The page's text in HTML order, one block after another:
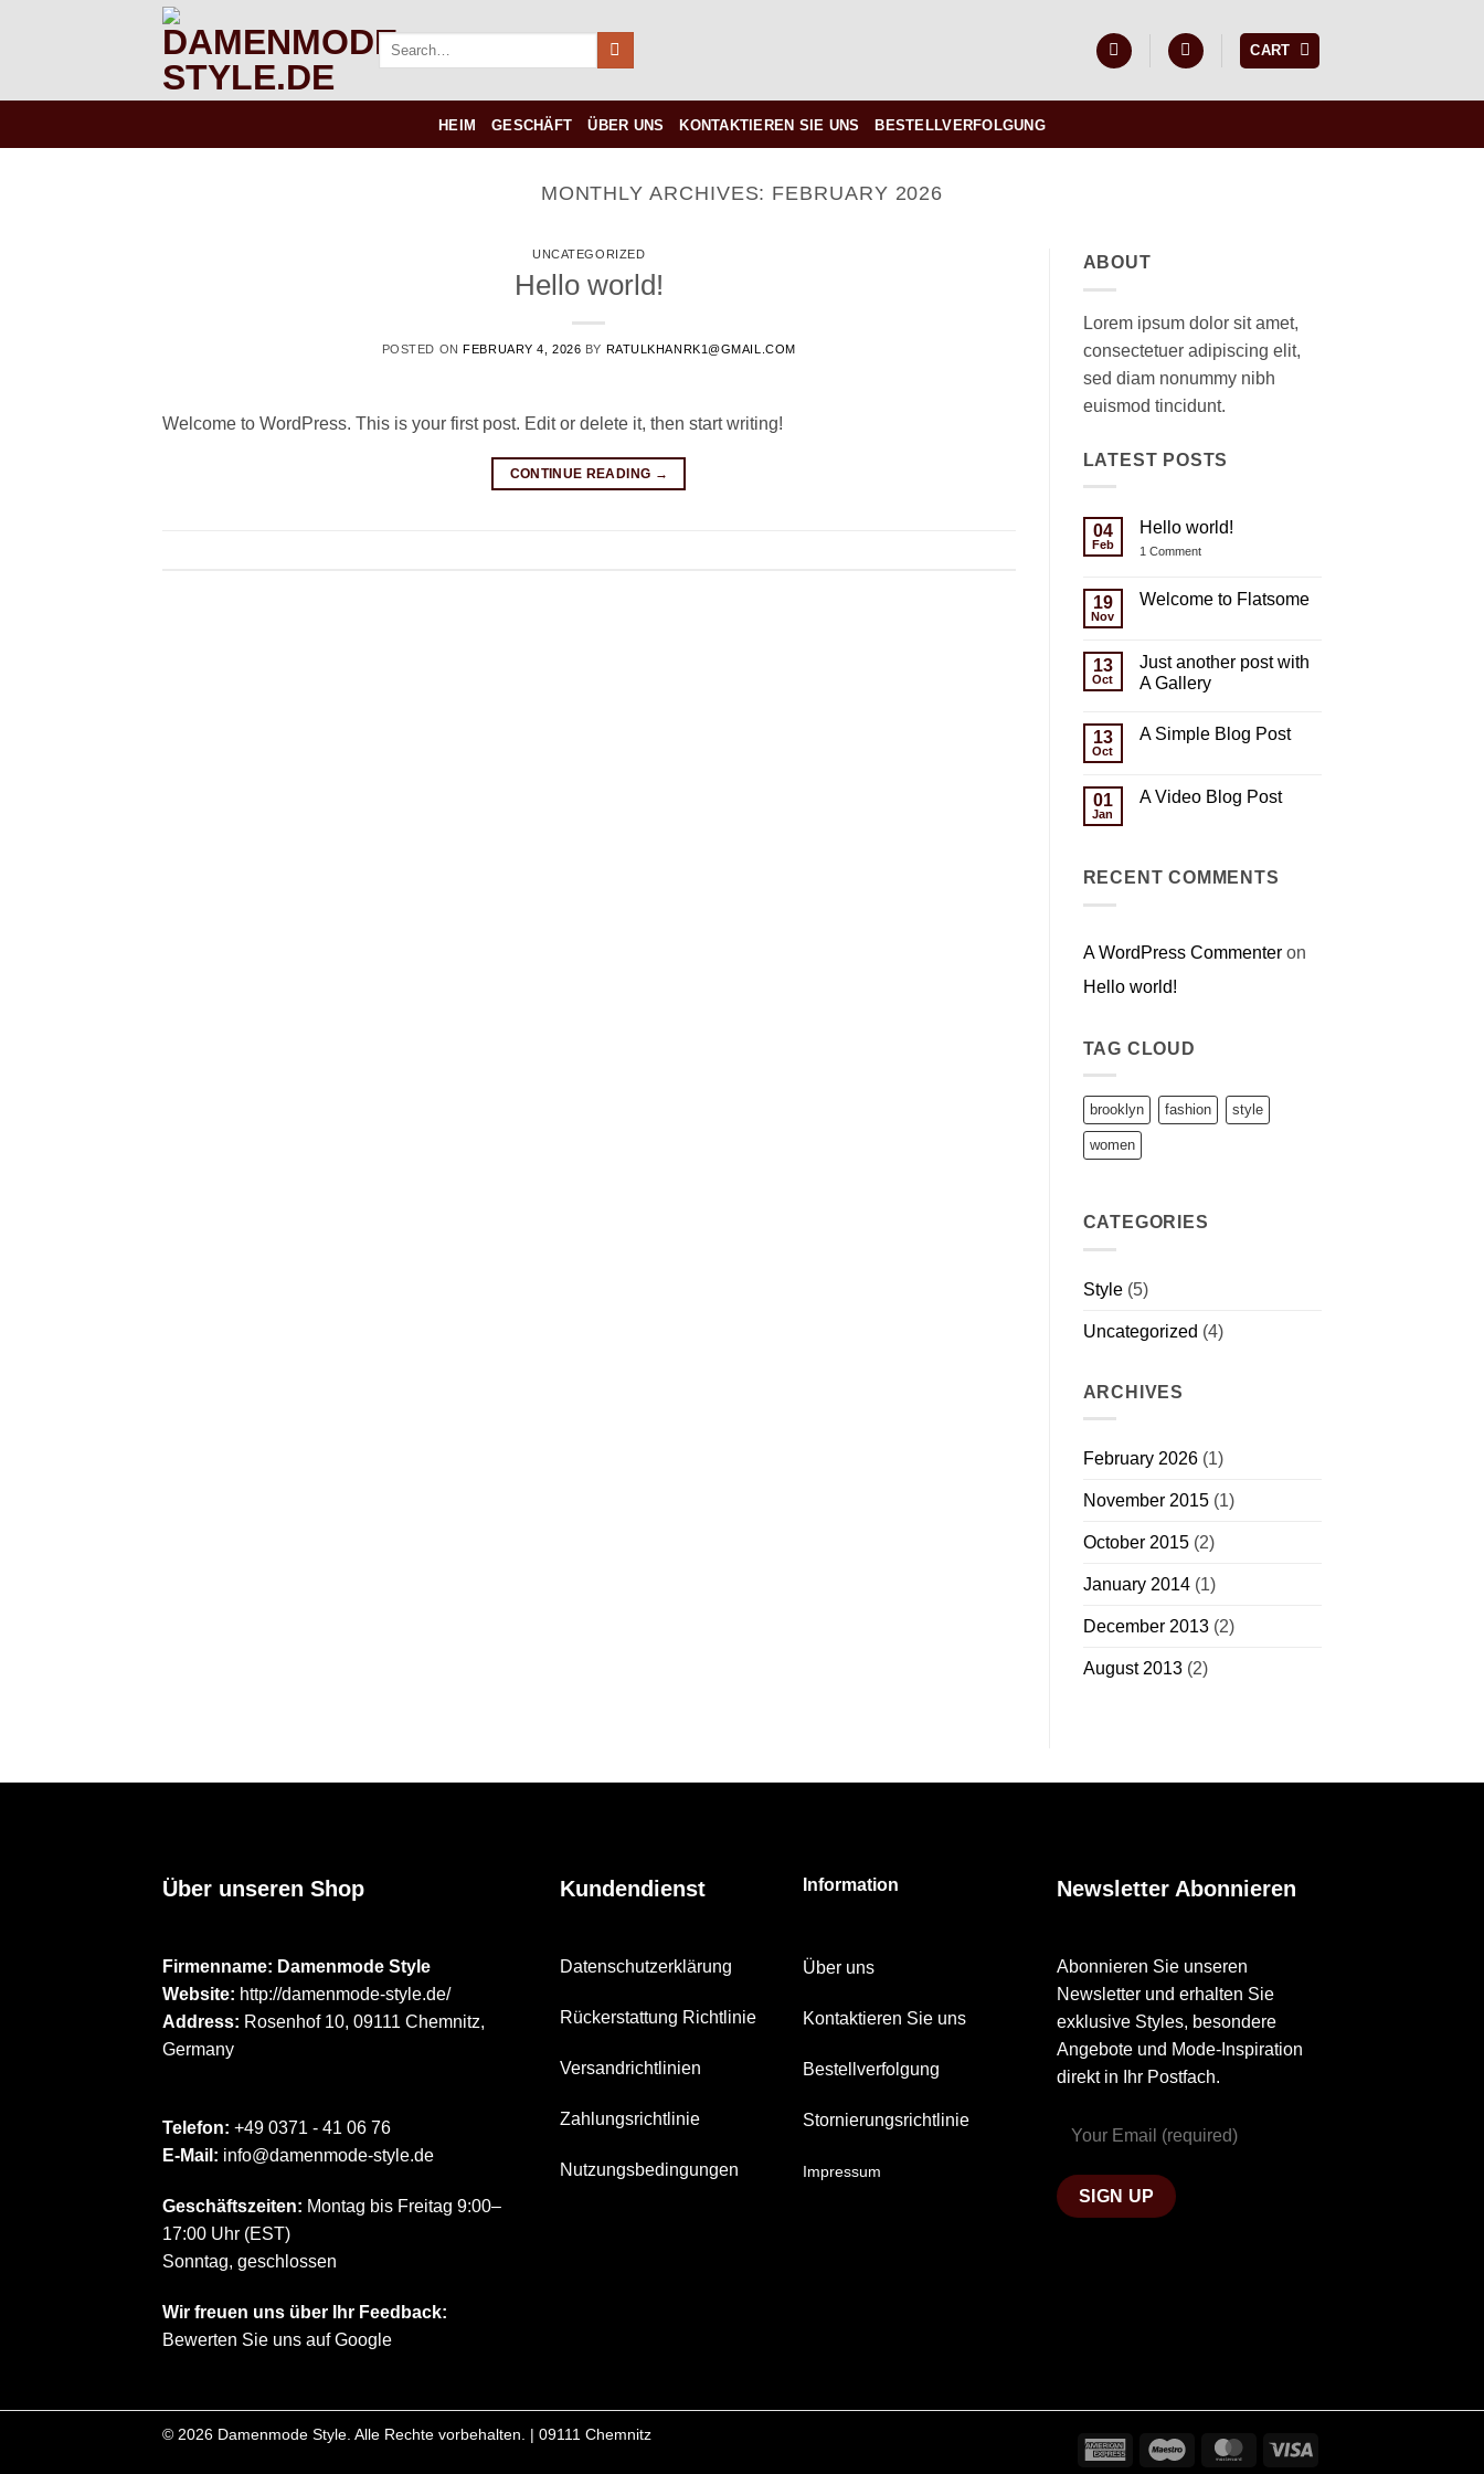
Search
CART
HEIM GESCHÄFT ÜBER UNS KONTAKTIEREN SIE UNS BESTELLVERFOLGUNG
MONTHLY ARCHIVES: FEBRUARY 2026
UNCATEGORIZED
Hello world!
POSTED ONFEBRUARY 4, 2026 BY RATULKHANRK1@GMAIL.COM
Welcome to WordPress. This is your first post. Edit or delete it, then start writing!
CONTINUE READING →
ABOUT
Lorem ipsum dolor sit amet,
consectetuer adipiscing elit,
sed diam nonummy nibh
euismod tincidunt.
LATEST POSTS
04
Feb
Hello world!
1 Commenton
19
Nov
Welcome to Flatsome
Welcome
to
Flatsome
13
Oct
Just another post with
A Gallery
on
with
A
13
Oct
A Simple Blog Post
A
01
Jan
A Video Blog Post
Video
RECENT COMMENTS
A WordPress Commenteron
Hello world!
TAG CLOUD
brooklyn fashion style
women
CATEGORIES
Style(5)
Uncategorized (4)
ARCHIVES
February 2026(1)
November 2015(1)
October 2015(2)
January 2014(1)
December 2013(2)
August 2013(2)
Über unseren Shop
Firmenname: Damenmode Style
Website: http://damenmode-style.de/
Address: Rosenhof 10, 09111 Chemnitz,
Germany
Telefon: +49 0371 - 41 06 76
E-Mail: info@damenmode-style.de
Geschäftszeiten: Montag bis Freitag 9:00–
17:00 Uhr (EST)
Sonntag, geschlossen
Wir freuen uns über Ihr Feedback:
Bewerten Sie uns auf Google
Kundendienst
Datenschutzerklärung
Rückerstattung Richtlinie
Versandrichtlinien
Zahlungsrichtlinie
Nutzungsbedingungen
Information
Über uns
Kontaktieren Sie uns
Bestellverfolgung
Stornierungsrichtlinie
Impressum
Newsletter Abonnieren
Abonnieren Sie unseren
Newsletter und erhalten Sie
exklusive Styles, besondere
Angebote und Mode-Inspiration
direkt in Ihr Postfach.
American
Maestro MasterCard
© 2026 Damenmode Style. Alle Rechte vorbehalten. | 09111 Chemnitz